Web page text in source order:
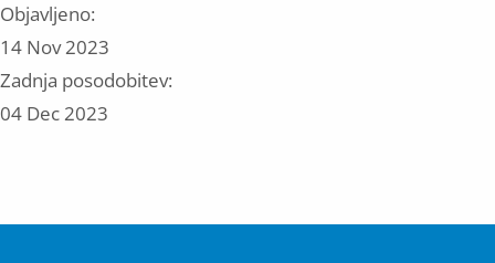
Objavljeno:
14 Nov 2023
Zadnja posodobitev:
04 Dec 2023